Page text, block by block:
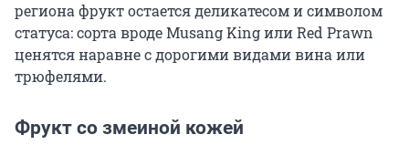
региона фрукт остается деликатесом и символом
статуса: сорта вроде Musang King или Red Prawn
ценятся наравне с дорогими видами вина или
трюфелями.
Фрукт со змеиной кожей